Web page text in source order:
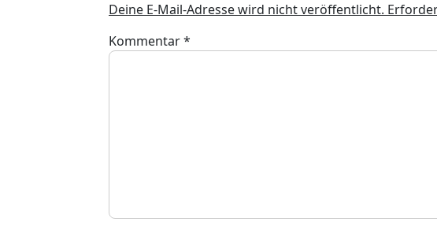
Deine E-Mail-Adresse wird nicht veröffentlicht.
Kommentar*